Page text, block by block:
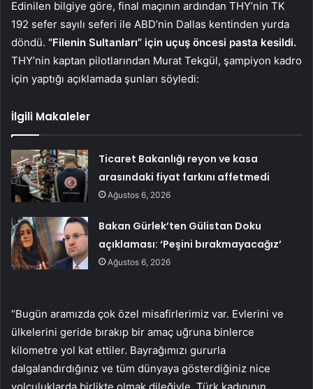
Edinilen bilgiye göre, final maçının ardından THY’nin TK
192 sefer sayılı seferi ile ABD’nin Dallas kentinden yurda
döndü. “Filenin Sultanları” için uçuş öncesi pasta kesildi.
THY’nin kaptan pilotlarından Murat Tekgül, şampiyon kadro
için yaptığı açıklamada şunları söyledi:
İlgili Makaleler
Ticaret Bakanlığı reyon ve kasa
arasındaki fiyat farkını affetmedi
Ağustos 6, 2026
Bakan Gürlek’ten Gülistan Doku
açıklaması: ‘Peşini bırakmayacağız’
Ağustos 6, 2026
“Bugün aramızda çok özel misafirlerimiz var. Evlerini ve
ülkelerini geride bırakıp bir amaç uğruna binlerce
kilometre yol kat ettiler. Bayrağımızı gururla
dalgalandırdığınız ve tüm dünyaya gösterdiğiniz nice
yolculuklarda birlikte olmak dileğiyle. Türk kadınının